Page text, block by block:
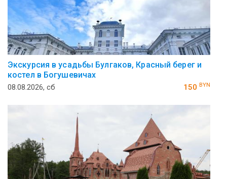
Экскурсия в усадьбы Булгаков, Красный берег и
костел в Богушевичах
08.08.2026, сб 150 BYN